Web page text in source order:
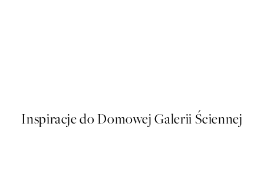
Inspiracje do Domowej Galerii Ściennej